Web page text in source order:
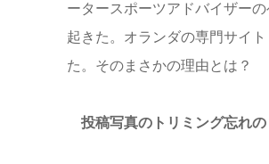
ータースポーツアドバイザー
起きた。オランダの専門サイ
た。そのまさかの理由とは？
投稿写真のトリミング忘れ